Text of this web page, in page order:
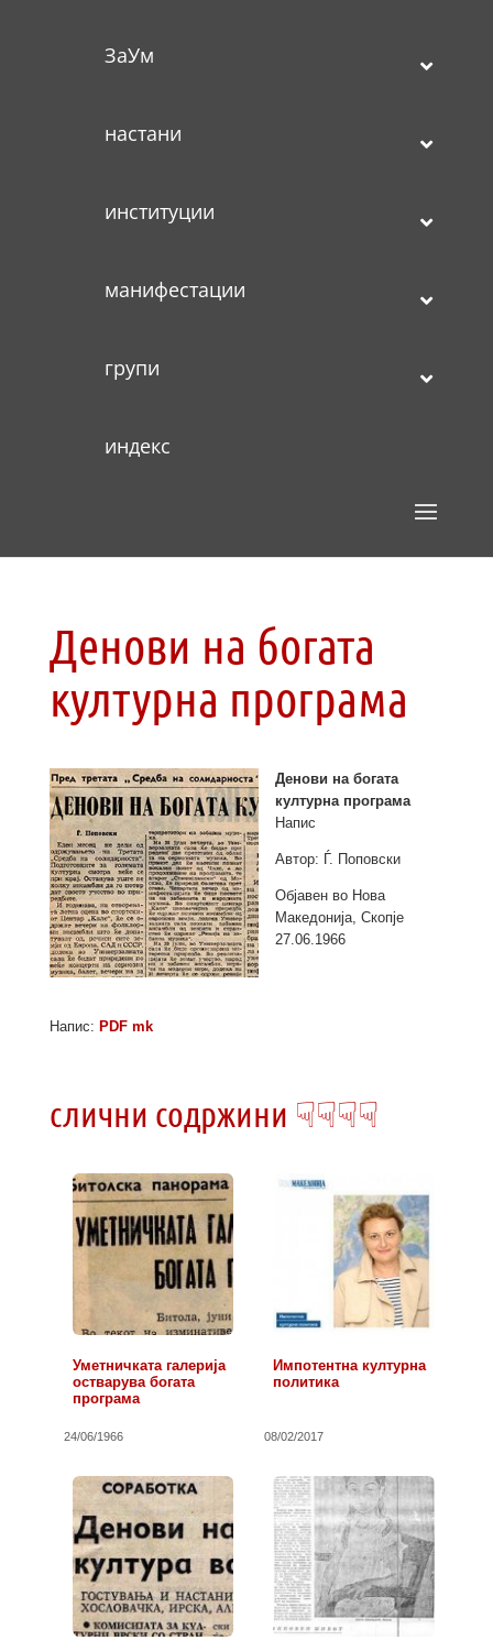
ЗаУм
настани
институции
манифестации
групи
индекс
Денови на богата
културна програма
Денови на богата
културна програма
Напис
Автор: Ѓ. Поповски
Објавен во Нова
Македонија, Скопје
27.06.1966
Напис: PDF mk
слични содржини ☟☟☟☟
Уметничката галерија
остварува богата
програма
24/06/1966
Импотентна културна
политика
08/02/2017